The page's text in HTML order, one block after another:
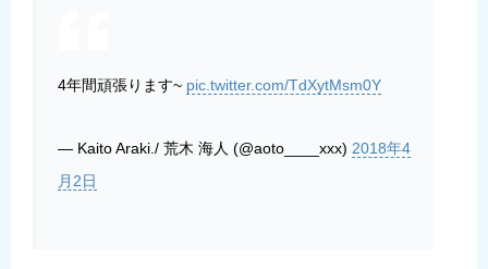
4年間頑張ります~ pic.twitter.com/TdXytMsm0Y
— Kaito Araki./ 荒木 海人 (@aoto____xxx) 2018年4
月2日